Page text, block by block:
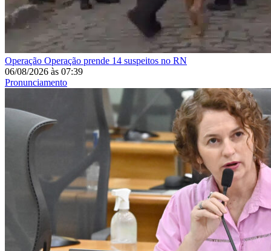
Operação Operação prende 14 suspeitos no RN
06/08/2026 às 07:39
Pronunciamento